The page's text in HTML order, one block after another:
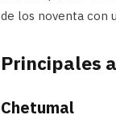
de los noventa con
Principales
Chetumal